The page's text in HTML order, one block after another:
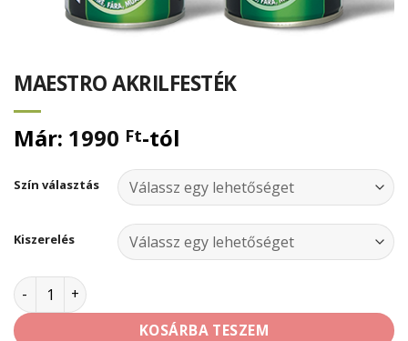
MAESTRO AKRILFESTÉK
Már: 1990 Ft-tól
Szín választás
Kiszerelés
MAESTRO AKRILFESTÉK mennyiség
KOSÁRBA TESZEM